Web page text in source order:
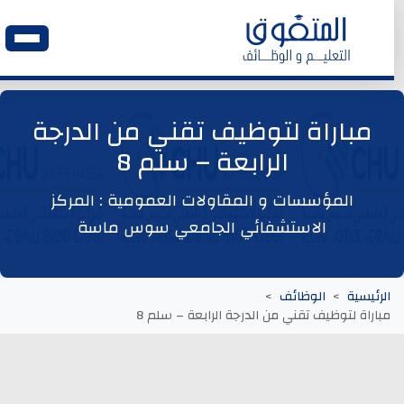
ابحث عن وظيفة
وظائف المؤسسات و المقاولات العمومية
مباراة لتوظيف تقني من الدرجة
الرابعة – سلم 8
المؤسسات و المقاولات العمومية : المركز
الاستشفائي الجامعي سوس ماسة
الرئيسية الوظائف
مباراة لتوظيف تقني من الدرجة الرابعة – سلم 8